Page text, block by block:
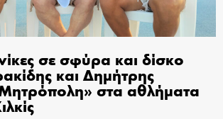
σε σφύρα και δίσκο
και Δημήτρης
στα αθλήματα